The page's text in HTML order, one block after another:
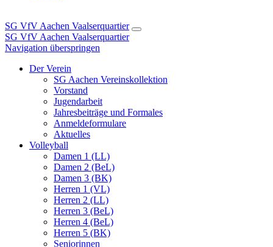
SG VfV Aachen Vaalserquartier
SG VfV Aachen Vaalserquartier
Navigation überspringen
Der Verein
SG Aachen Vereinskollektion
Vorstand
Jugendarbeit
Jahresbeiträge und Formales
Anmeldeformulare
Aktuelles
Volleyball
Damen 1 (LL)
Damen 2 (BeL)
Damen 3 (BK)
Herren 1 (VL)
Herren 2 (LL)
Herren 3 (BeL)
Herren 4 (BeL)
Herren 5 (BK)
Seniorinnen